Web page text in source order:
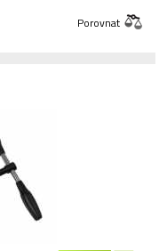
Porovnat